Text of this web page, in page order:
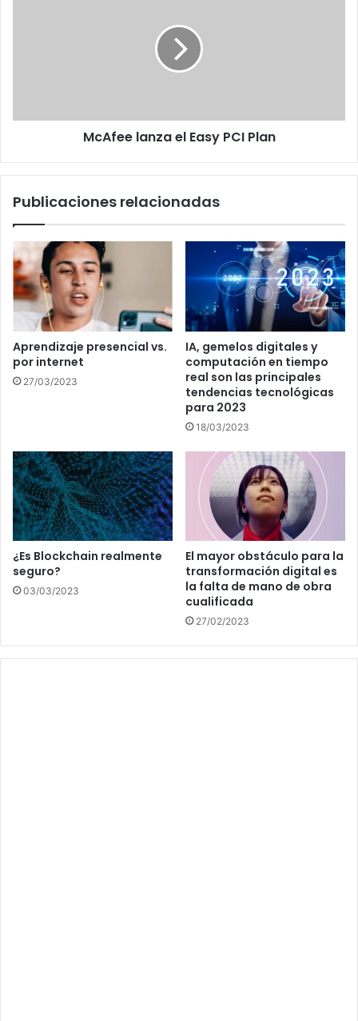
McAfee lanza el Easy PCI Plan
Publicaciones relacionadas
Aprendizaje presencial vs.
por internet
27/03/2023
IA, gemelos digitales y
computación en tiempo
real son las principales
tendencias tecnológicas
para 2023
18/03/2023
¿Es Blockchain realmente
seguro?
03/03/2023
El mayor obstáculo para la
transformación digital es
la falta de mano de obra
cualificada
27/02/2023